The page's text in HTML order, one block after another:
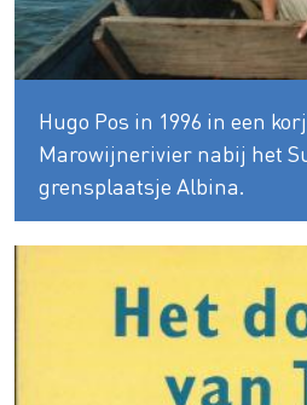
Hugo Pos in 1996 in een
Marowijnerivier nabij het
grensplaatsje Albina.